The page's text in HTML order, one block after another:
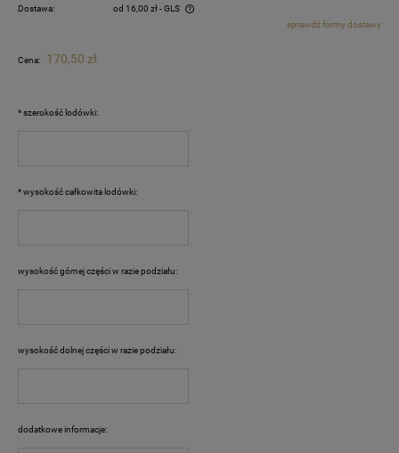
Dostawa:
od 16,00 zł- GLS
Cena nie zawiera ewentualnych kosztów płatnościsprawdź formy dostawy
Cena: 170,50 zł
*szerokość lodówki:
*wysokość całkowita lodówki:
wysokość górnej części w razie podziału:
wysokość dolnej części w razie podziału:
dodatkowe informacje: